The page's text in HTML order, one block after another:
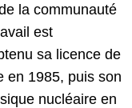
la communauté
est
sa licence de
en 1985, puis son
nucléaire en